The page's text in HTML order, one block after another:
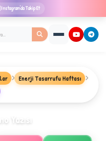
Instagram'da Takip Et
Enerji Tasarrufu Haftası
Yazısı